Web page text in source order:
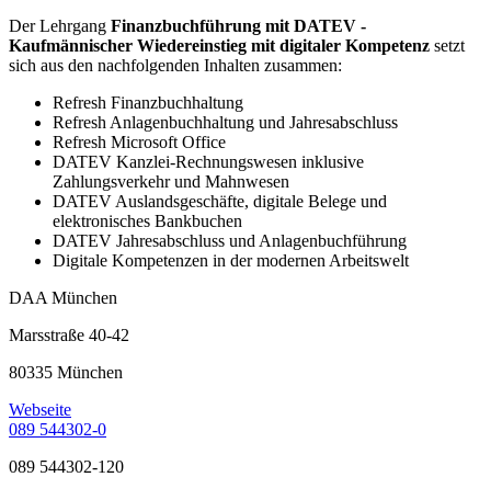
Der Lehrgang Finanzbuchführung mit DATEV -
Kaufmännischer Wiedereinstieg mit digitaler Kompetenz setzt
sich aus den nachfolgenden Inhalten zusammen:
Refresh Finanzbuchhaltung
Refresh Anlagenbuchhaltung und Jahresabschluss
Refresh Microsoft Office
DATEV Kanzlei-Rechnungswesen inklusive
Zahlungsverkehr und Mahnwesen
DATEV Auslandsgeschäfte, digitale Belege und
elektronisches Bankbuchen
DATEV Jahresabschluss und Anlagenbuchführung
Digitale Kompetenzen in der modernen Arbeitswelt
DAA München
Marsstraße 40-42
80335 München
Webseite
089 544302-0
089 544302-120